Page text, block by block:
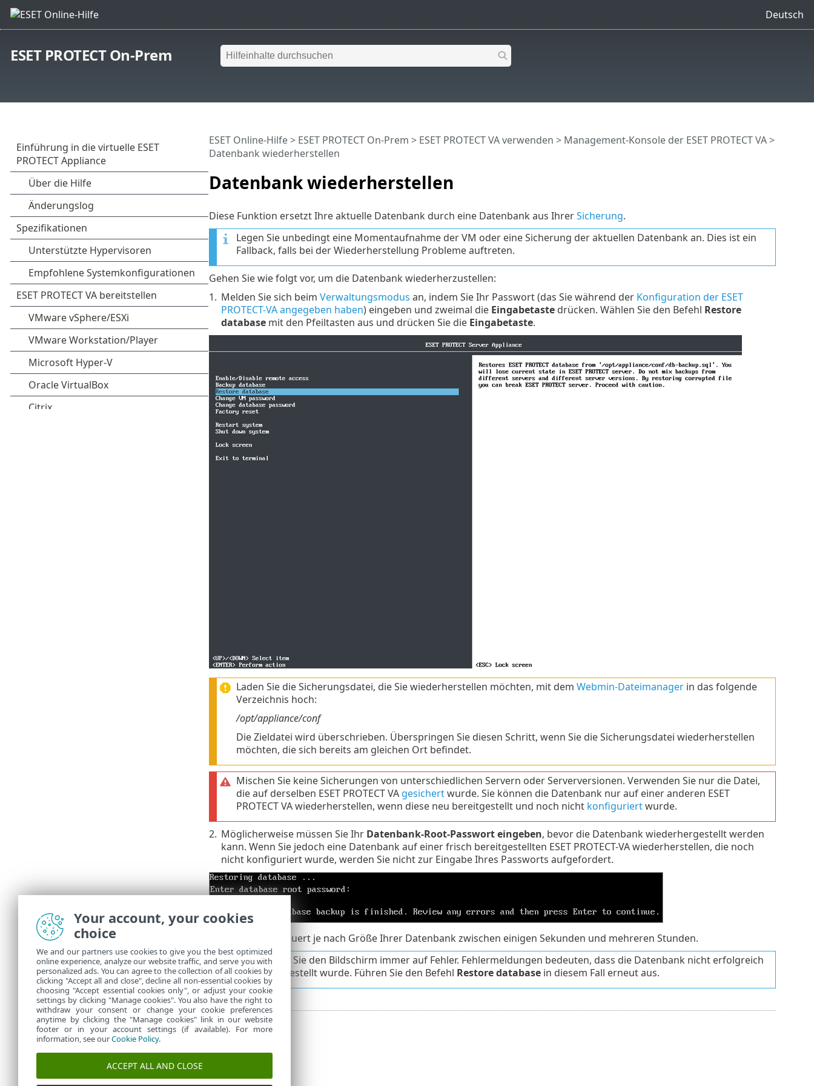
Deutsch
ESET PROTECT On-Prem
Datenbank wiederherstellen
ESET Online-Hilfe> ESET PROTECT On-Prem > ESET PROTECT VA verwenden > Management-Konsole der ESET PROTECT VA>
Datenbank wiederherstellen
Diese Funktion ersetzt Ihre aktuelle Datenbank durch eine Datenbank aus IhrerSicherung.
Legen Sie unbedingt eine Momentaufnahme der VM oder eine Sicherung der aktuellen Datenbank an. Dies ist ein
Fallback, falls bei der Wiederherstellung Probleme auftreten.
Gehen Sie wie folgt vor, um die Datenbank wiederherzustellen:
1. Melden Sie sich beim Verwaltungsmodus an, indem Sie Ihr Passwort (das Sie während der Konfiguration der ESET
PROTECT-VA angegeben haben) eingeben und zweimal die Eingabetastedrücken. Wählen Sie den Befehl Restore
databasemit den Pfeiltasten aus und drücken Sie die Eingabetaste.
Laden Sie die Sicherungsdatei, die Sie wiederherstellen möchten, mit dem Webmin-Dateimanagerin das folgende
Verzeichnis hoch:
/opt/appliance/conf
Die Zieldatei wird überschrieben. Überspringen Sie diesen Schritt, wenn Sie die Sicherungsdatei wiederherstellen
möchten, die sich bereits am gleichen Ort befindet.
Mischen Sie keine Sicherungen von unterschiedlichen Servern oder Serverversionen. Verwenden Sie nur die Datei,
die auf derselben ESET PROTECT VA gesichertwurde. Sie können die Datenbank nur auf einer anderen ESET
PROTECT VA wiederherstellen, wenn diese neu bereitgestellt und noch nicht konfiguriertwurde.
2. Möglicherweise müssen Sie Ihr Datenbank-Root-Passwort eingeben, bevor die Datenbank wiederhergestellt werden
kann. Wenn Sie jedoch eine Datenbank auf einer frisch bereitgestellten ESET PROTECT-VA wiederherstellen, die noch
nicht konfiguriert wurde, werden Sie nicht zur Eingabe Ihres Passworts aufgefordert.
Dieser Prozess dauert je nach Größe Ihrer Datenbank zwischen einigen Sekunden und mehreren Stunden.
Überprüfen Sie den Bildschirm immer auf Fehler. Fehlermeldungen bedeuten, dass die Datenbank nicht erfolgreich
wiederhergestellt wurde. Führen Sie den Befehl Restore databasein diesem Fall erneut aus.
Your account, your cookies
choice
We and our partners use cookies to give you the best optimized
online experience, analyze our website traffic, and serve you with
personalized ads. You can agree to the collection of all cookies by
clicking "Accept all and close", decline all non-essential cookies by
choosing "Accept essential cookies only", or adjust your cookie
settings by clicking "Manage cookies". You also have the right to
withdraw your consent or change your cookie preferences
anytime by clicking the "Manage cookies" link in our website
footer or in your account settings (if available). For more
information, see ourCookie Policy.
ACCEPT ALL AND CLOSE